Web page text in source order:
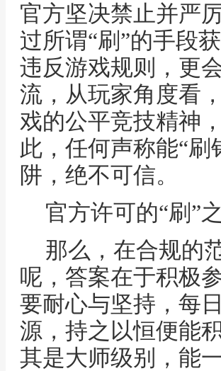
官方坚决禁止并严
过所谓“刷”的手段
违反游戏规则，更
流，从玩家角度看
戏的公平竞技精神
此，任何声称能“
阱，绝不可信。
官方许可的“刷”
那么，在合规的
呢，答案在于积极
要耐心与坚持，每
源，持之以恒便能
其是大师级别，能